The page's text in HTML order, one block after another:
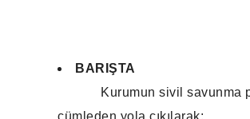
BARIŞTA
Kurumun sivil savunma
cümleden yola çıkılarak;